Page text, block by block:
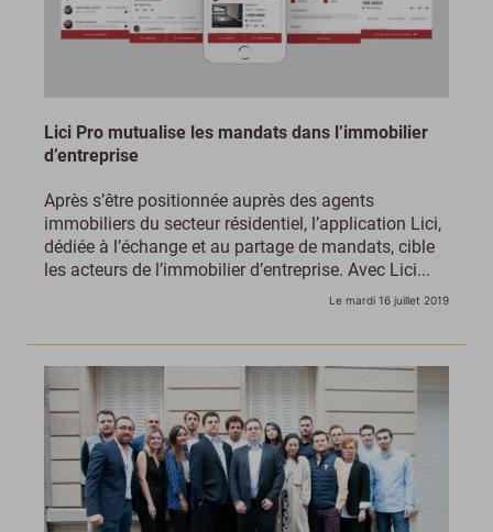
Lici Pro mutualise les mandats dans l’immobilier
d’entreprise
Après s’être positionnée auprès des agents
immobiliers du secteur résidentiel, l’application Lici,
dédiée à l’échange et au partage de mandats, cible
les acteurs de l’immobilier d’entreprise. Avec Lici...
Le mardi 16 juillet 2019